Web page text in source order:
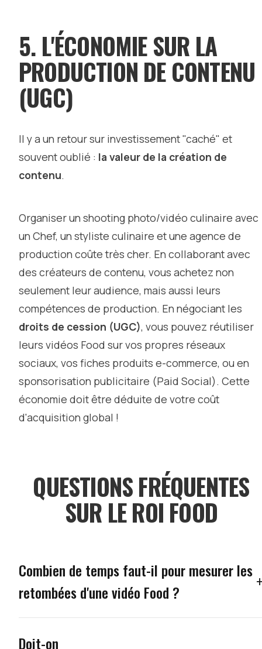
5. L'ÉCONOMIE SUR LA
PRODUCTION DE CONTENU
(UGC)
Il y a un retour sur investissement "caché" et
souvent oublié : la valeur de la création de
contenu.
Organiser un shooting photo/vidéo culinaire avec
un Chef, un styliste culinaire et une agence de
production coûte très cher. En collaborant avec
des créateurs de contenu, vous achetez non
seulement leur audience, mais aussi leurs
compétences de production. En négociant les
droits de cession (UGC), vous pouvez réutiliser
leurs vidéos Food sur vos propres réseaux
sociaux, vos fiches produits e-commerce, ou en
sponsorisation publicitaire (Paid Social). Cette
économie doit être déduite de votre coût
d'acquisition global !
QUESTIONS FRÉQUENTES
SUR LE ROI FOOD
Combien de temps faut-il pour mesurer les
retombées d'une vidéo Food ?
Doit-on